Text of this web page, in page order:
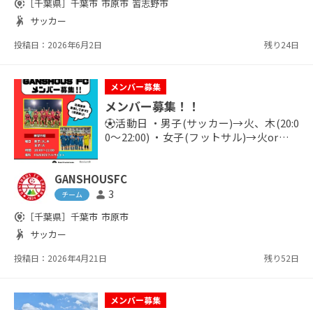
告がしっかりできる方 ★参加費1回1,000
ば正式加入という流れになります。 正式
share_location ［千葉県］ 千葉市 市原市 習志野市
sports_handball サッカー
投稿日：2026年6月2日 残り24日
メンバー募集
メンバー募集！！
⚽️活動日 ・男子(サッカー)→火、木(20:0
0～22:00) ・女子(フットサル)→火or木(2
ットサルコート 1度練習に参加してみま
せんか？
GANSHOUSFC
チーム person 3
share_location ［千葉県］ 千葉市 市原市
sports_handball サッカー
投稿日：2026年4月21日 残り52日
メンバー募集